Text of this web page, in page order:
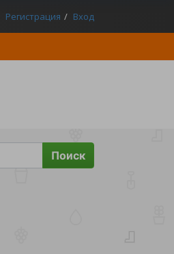
Регистрация Вход
Поиск